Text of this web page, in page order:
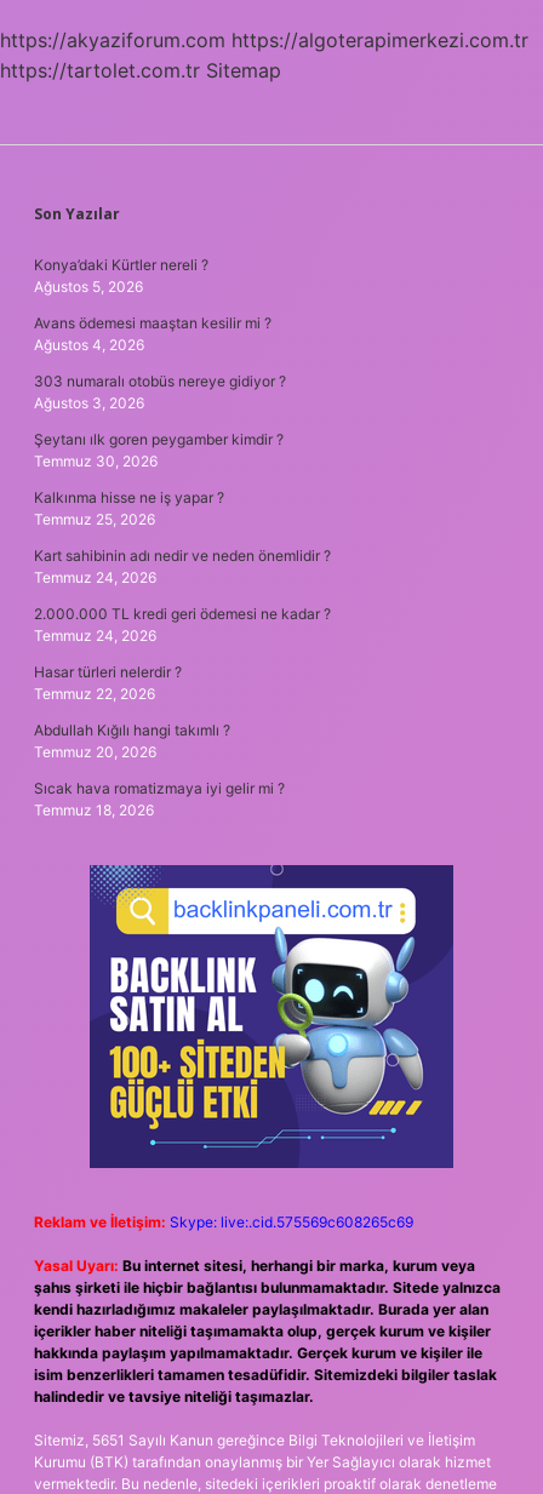
https://akyaziforum.com https://algoterapimerkezi.com.tr
https://tartolet.com.tr Sitemap
SIDEBAR
Son Yazılar
Konya’daki Kürtler nereli ?
Ağustos 5, 2026
Avans ödemesi maaştan kesilir mi ?
Ağustos 4, 2026
303 numaralı otobüs nereye gidiyor ?
Ağustos 3, 2026
Şeytanı ılk goren peygamber kimdir ?
Temmuz 30, 2026
Kalkınma hisse ne iş yapar ?
Temmuz 25, 2026
Kart sahibinin adı nedir ve neden önemlidir ?
Temmuz 24, 2026
2.000.000 TL kredi geri ödemesi ne kadar ?
Temmuz 24, 2026
Hasar türleri nelerdir ?
Temmuz 22, 2026
Abdullah Kığılı hangi takımlı ?
Temmuz 20, 2026
Sıcak hava romatizmaya iyi gelir mi ?
Temmuz 18, 2026
Reklam ve İletişim: Skype: live:.cid.575569c608265c69
Yasal Uyarı: Bu internet sitesi, herhangi bir marka, kurum veya
şahıs şirketi ile hiçbir bağlantısı bulunmamaktadır. Sitede yalnızca
kendi hazırladığımız makaleler paylaşılmaktadır. Burada yer alan
içerikler haber niteliği taşımamakta olup, gerçek kurum ve kişiler
hakkında paylaşım yapılmamaktadır. Gerçek kurum ve kişiler ile
isim benzerlikleri tamamen tesadüfidir. Sitemizdeki bilgiler taslak
halindedir ve tavsiye niteliği taşımazlar.
Sitemiz, 5651 Sayılı Kanun gereğince Bilgi Teknolojileri ve İletişim
Kurumu (BTK) tarafından onaylanmış bir Yer Sağlayıcı olarak hizmet
vermektedir. Bu nedenle, sitedeki içerikleri proaktif olarak denetleme